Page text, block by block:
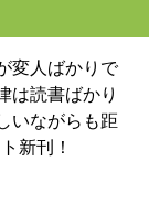
変人ばかりで
は読書ばかり
いながらも距
新刊！